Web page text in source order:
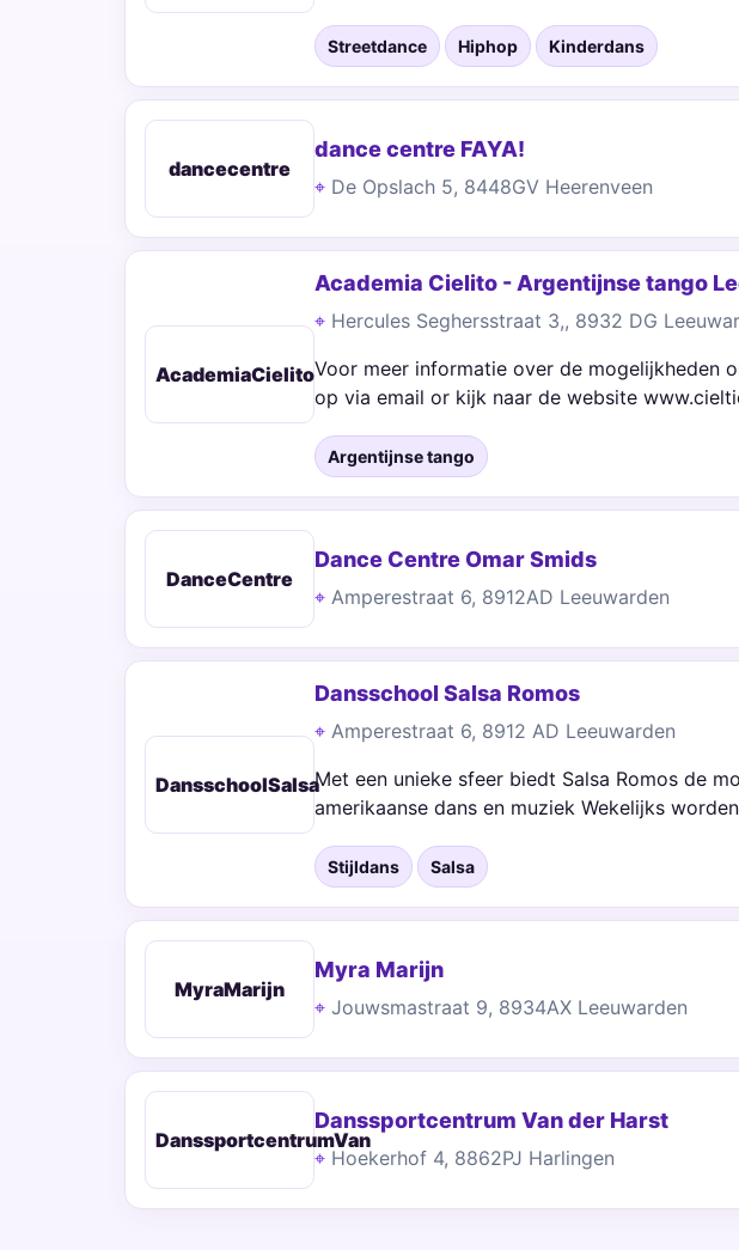
Streetdance Hiphop Kinderdans
dancecentre
dance centre FAYA!
De Opslach 5, 8448GV Heerenveen
AcademiaCielito
Academia Cielito - Argentijnse tango
Hercules Seghersstraat 3,, 8932 DG
Voor meer informatie over de mogelijkheden
op via email or kijk naar de website
Argentijnse tango
DanceCentre
Dance Centre Omar Smids
Amperestraat 6, 8912AD Leeuwarden
DansschoolSalsa
Dansschool Salsa Romos
Amperestraat 6, 8912 AD Leeuwarden
Met een unieke sfeer biedt Salsa Romos de
amerikaanse dans en muziek Wekelijks
Stijldans Salsa
MyraMarijn
Myra Marijn
Jouwsmastraat 9, 8934AX Leeuwarden
DanssportcentrumVan
Danssportcentrum Van der Harst
Hoekerhof 4, 8862PJ Harlingen